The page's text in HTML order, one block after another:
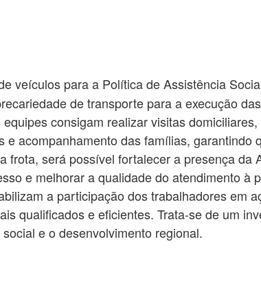
veículos para a Política de Assistência
de transporte para a execução
consigam realizar visitas
e acompanhamento das famílias, garantindo
frota, será possível fortalecer a presença da
e melhorar a qualidade do atendimento à
a participação dos trabalhadores em
qualificados e eficientes. Trata-se de um
e o desenvolvimento regional.